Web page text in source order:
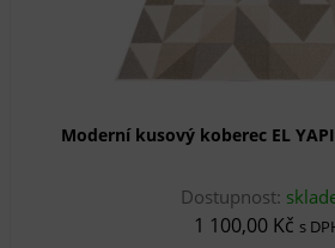
Moderní kusový koberec EL
Dostupnost:
1 100,00 Kč s